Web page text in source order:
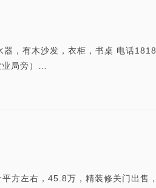
，有木沙发，衣柜，书桌 电话1818
业局旁）…
方左右，45.8万，精装修关门出售，